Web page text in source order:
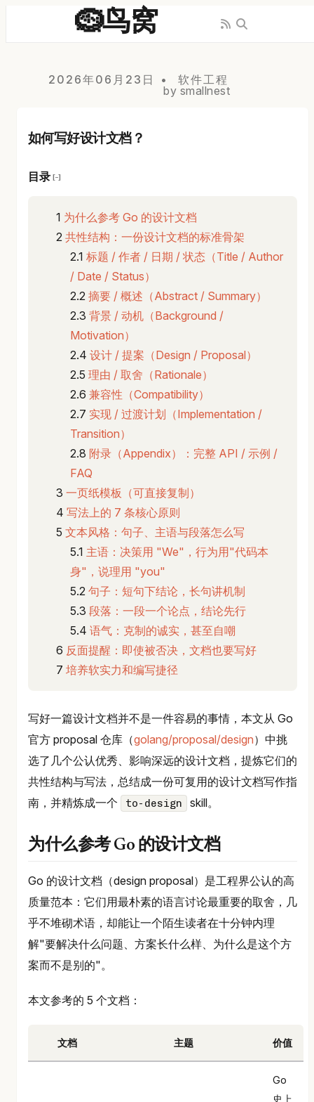
🪹鸟窝
2026年06月23日
软件工程
by smallnest
如何写好设计文档？
目录 [−]
为什么参考 Go 的设计文档
共性结构：一份设计文档的标准骨架
标题 / 作者 / 日期 / 状态（Title / Author
/ Date / Status）
摘要 / 概述（Abstract / Summary）
背景 / 动机（Background /
Motivation）
设计 / 提案（Design / Proposal）
理由 / 取舍（Rationale）
兼容性（Compatibility）
实现 / 过渡计划（Implementation /
Transition）
附录（Appendix）：完整 API / 示例 /
FAQ
一页纸模板（可直接复制）
写法上的 7 条核心原则
文本风格：句子、主语与段落怎么写
主语：决策用 "We"，行为用"代码本
身"，说理用 "you"
句子：短句下结论，长句讲机制
段落：一段一个论点，结论先行
语气：克制的诚实，甚至自嘲
反面提醒：即使被否决，文档也要写好
培养软实力和编写捷径
写好一篇设计文档并不是一件容易的事情，本文从 Go
官方 proposal 仓库（golang/proposal/design）中挑
选了几个公认优秀、影响深远的设计文档，提炼它们的
共性结构与写法，总结成一份可复用的设计文档写作指
南，并精炼成一个
to-design skill。
为什么参考 Go 的设计文档
Go 的设计文档（design proposal）是工程界公认的高
质量范本：它们用最朴素的语言讨论最重要的取舍，几
乎不堆砌术语，却能让一个陌生读者在十分钟内理
解"要解决什么问题、方案长什么样、为什么是这个方
案而不是别的"。
本文参考的 5 个文档：
文档 主题 价值
Go
史上